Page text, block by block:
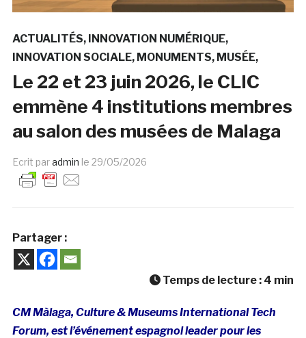
ACTUALITÉS INNOVATION NUMÉRIQUE
INNOVATION SOCIALE MONUMENTS MUSÉE
Le 22 et 23 juin 2026, le CLIC
emmène 4 institutions membres
au salon des musées de Malaga
Ecrit paradmin le 29/05/2026
Partager :
Temps de lecture : 4 min
CM Màlaga, Culture & Museums International Tech
Forum, est l’événement espagnol leader pour les